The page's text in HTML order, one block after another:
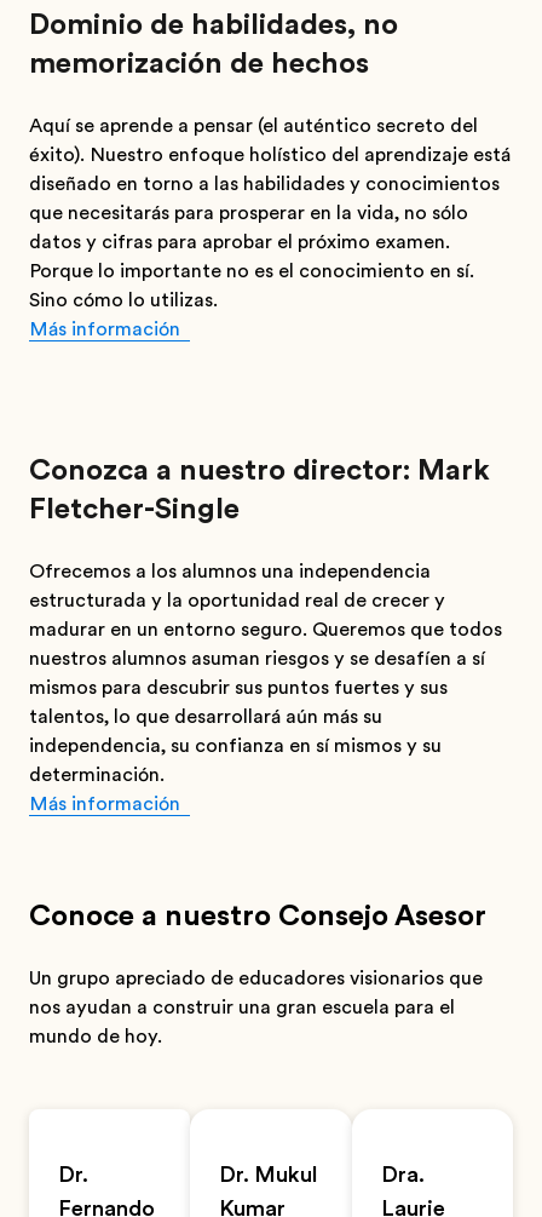
Dominio de habilidades, no
memorización de hechos
Aquí se aprende a pensar (el auténtico secreto del
éxito). Nuestro enfoque holístico del aprendizaje está
diseñado en torno a las habilidades y conocimientos
que necesitarás para prosperar en la vida, no sólo
datos y cifras para aprobar el próximo examen.
Porque lo importante no es el conocimiento en sí.
Sino cómo lo utilizas.
Más información
Conozca a nuestro director: Mark
Fletcher-Single
Ofrecemos a los alumnos una independencia
estructurada y la oportunidad real de crecer y
madurar en un entorno seguro. Queremos que todos
nuestros alumnos asuman riesgos y se desafíen a sí
mismos para descubrir sus puntos fuertes y sus
talentos, lo que desarrollará aún más su
independencia, su confianza en sí mismos y su
determinación.
Más información
Conoce a nuestro Consejo Asesor
Un grupo apreciado de educadores visionarios que
nos ayudan a construir una gran escuela para el
mundo de hoy.
Dr.
Fernando
Dr. Mukul
Kumar
Dra.
Laurie